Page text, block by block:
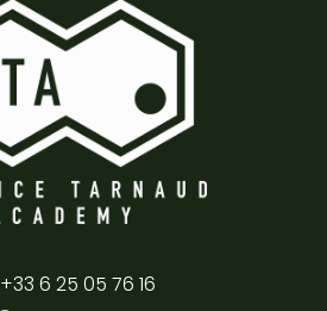
+33 6 25 05 76 16